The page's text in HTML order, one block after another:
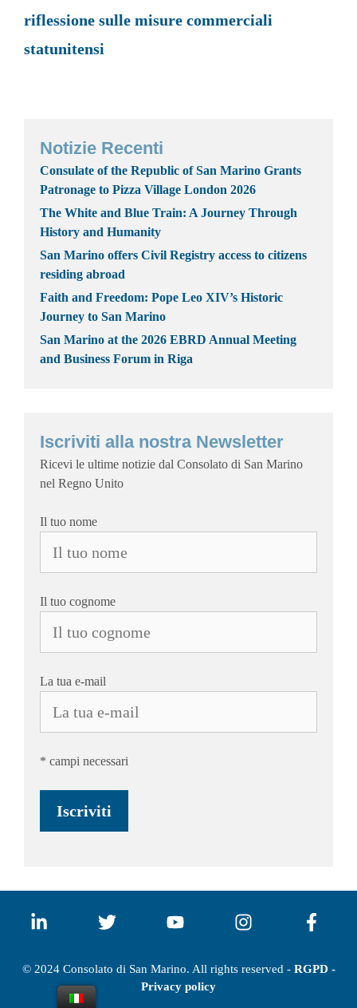
riflessione sulle misure commerciali
statunitensi
Notizie Recenti
Consulate of the Republic of San Marino Grants
Patronage to Pizza Village London 2026
The White and Blue Train: A Journey Through
History and Humanity
San Marino offers Civil Registry access to citizens
residing abroad
Faith and Freedom: Pope Leo XIV’s Historic
Journey to San Marino
San Marino at the 2026 EBRD Annual Meeting
and Business Forum in Riga
Iscriviti alla nostra Newsletter
Ricevi le ultime notizie dal Consolato di San Marino
nel Regno Unito
Il tuo nome
Il tuo cognome
La tua e-mail
* campi necessari
© 2024 Consolato di San Marino. All rights reserved - RGPD -
Privacy policy